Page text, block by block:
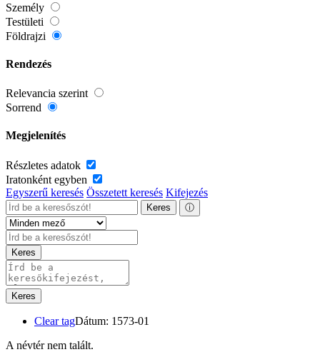
Személy
Testületi
Földrajzi
Rendezés
Relevancia szerint
Sorrend
Megjelenítés
Részletes adatok
Iratonként egyben
Egyszerű keresés Összetett keresés Kifejezés
Keres ⓘ
Keres
Keres
Clear tagDátum: 1573-01
A névtér nem talált.